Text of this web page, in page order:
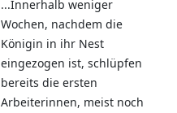
...Innerhalb weniger
Wochen, nachdem die
Königin in ihr Nest
eingezogen ist, schlüpfen
bereits die ersten
Arbeiterinnen, meist noch